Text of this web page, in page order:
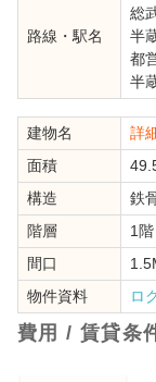
路線・駅名
総
半
都
半
建物名
詳
面積
構造
鉄
階層
1階
間口
物件資料
ロ
費用 / 賃貸条